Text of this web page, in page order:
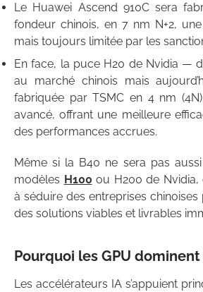
Le Huawei Ascend 910C sera
fondeur chinois, en 7 nm N+2,
mais toujours limitée par les
En face, la puce H20 de Nvidia —
au marché chinois mais
fabriquée par TSMC en 4 nm
avancé, offrant une meilleure
des performances accrues.
Même si la B40 ne sera pas
modèles H100 ou H200 de
à séduire des entreprises chinoises
des solutions viables et livrables
Pourquoi les GPU dominent
Les accélérateurs IA s’appuient